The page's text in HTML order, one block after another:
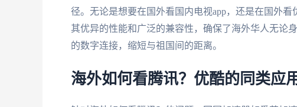
径。无论是想要在国外看国内电视app，还是在国外
其优异的性能和广泛的兼容性，确保了海外华人无论
的数字连接，缩短与祖国间的距离。
海外如何看腾讯？优酷的同类应